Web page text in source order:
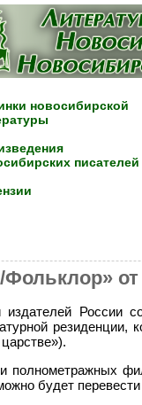
новосибирской
писателей
Фольклор»
России
резиденции,
полнометражных
будет перевести